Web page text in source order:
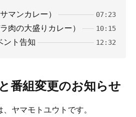
マンカレー） 07:23
肉の大盛りカレー） 10:15
ント告知 12:32
番組変更のお知らせ
ヤマモトユウトです。